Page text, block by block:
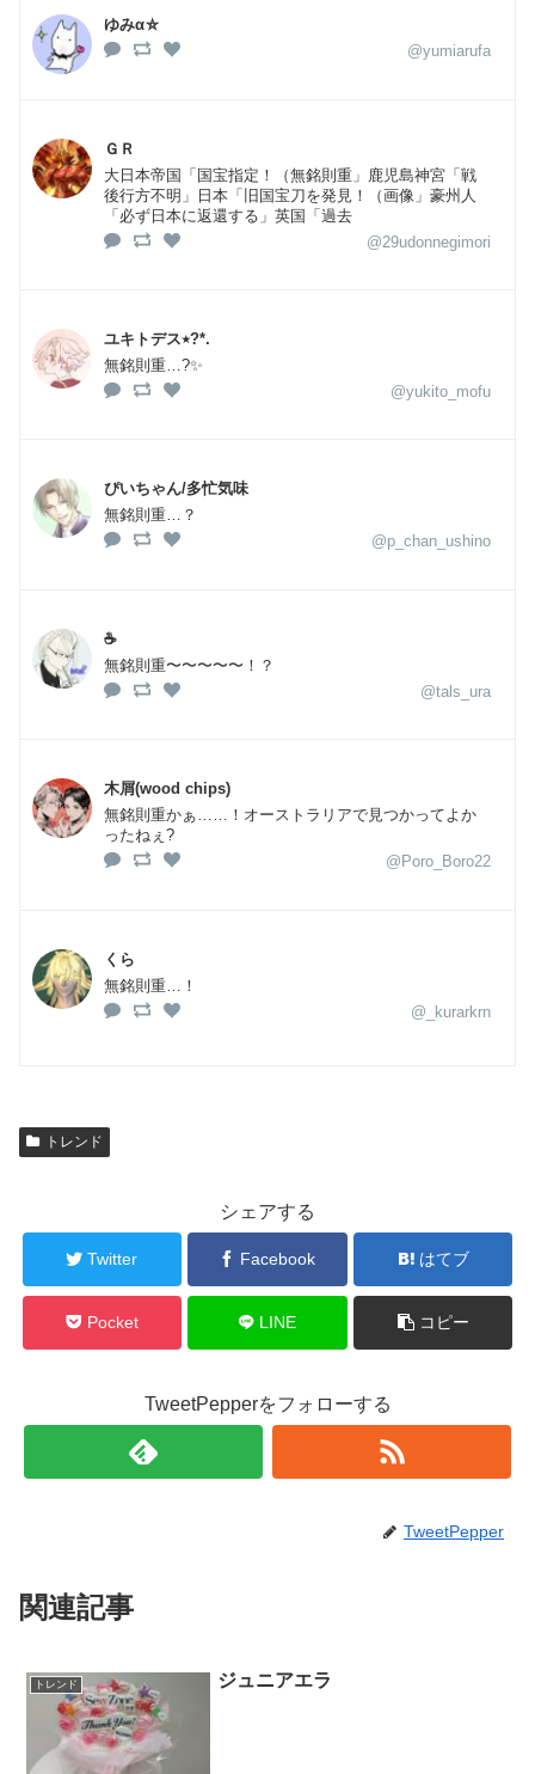
ゆみα⛤
@yumiarufa
ＧＲ
大日本帝国「国宝指定！（無銘則重」鹿児島神宮「戦
後行方不明」日本「旧国宝刀を発見！（画像」豪州人
「必ず日本に返還する」英国「過去
@29udonnegimori
ユキトデス٭?*.︎︎︎︎
無銘則重…?✨
@yukito_mofu
ぴいちゃん/多忙気味
無銘則重…？
@p_chan_ushino
☕️
無銘則重〜〜〜〜〜！？
@tals_ura
木屑(wood chips)
無銘則重かぁ……！オーストラリアで見つかってよか
ったねぇ?
@Poro_Boro22
くら
無銘則重…！
@_kurarkrn
トレンド
シェアする
Twitter Facebook はてブ
Pocket LINE コピー
TweetPepperをフォローする
TweetPepper
関連記事
トレンド ジュニアエラ